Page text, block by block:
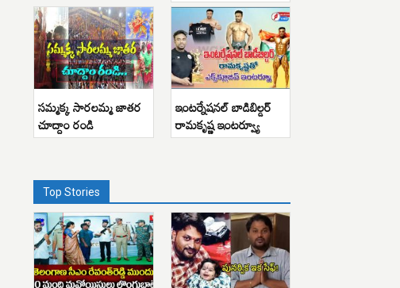
సమ్మక్క సారలమ్మ జాతర
చూద్దాం రండి
ఇంటర్నేషనల్ బాడిబిల్డర్
రామకృష్ణ ఇంటర్వ్యూ
Top Stories